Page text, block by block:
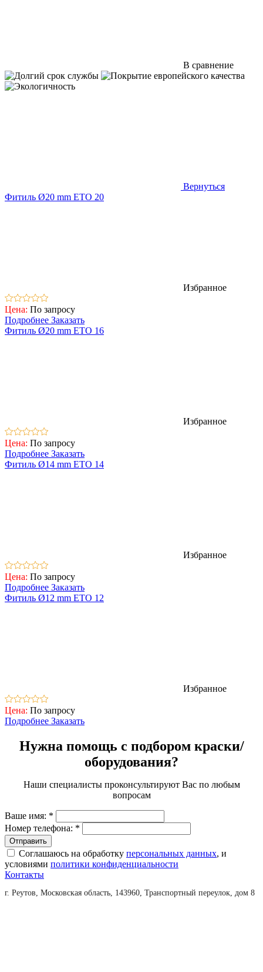
В сравнение
Вернуться
Фитиль Ø20 mm ETO 20
Избранное
Цена: По запросу
Подробнее Заказать
Фитиль Ø20 mm ETO 16
Избранное
Цена: По запросу
Подробнее Заказать
Фитиль Ø14 mm ETO 14
Избранное
Цена: По запросу
Подробнее Заказать
Фитиль Ø12 mm ETO 12
Избранное
Цена: По запросу
Подробнее Заказать
Нужна помощь с подбором краски/
оборудования?
Наши специалисты проконсультируют Вас по любым
вопросам
Ваше имя: *
Номер телефона: *
Соглашаюсь на обработку персональных данных, и
условиями политики конфиденциальности
Контакты
г. Реутов, Московская область, 143960, Транспортный переулок, дом 8